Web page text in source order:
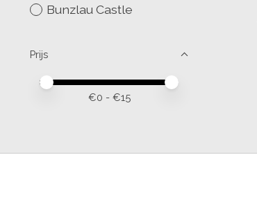
Bunzlau Castle
Prijs
Minimale prijswaarde
Price maximum value
€0 - €15